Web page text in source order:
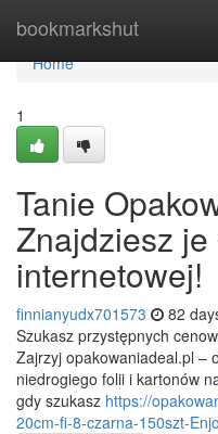
bookmarkshut
Home
Home
1
Tanie
Znajdziesz
internetowej!
finnianyudx701573 82
Szukasz przystępnych
Zajrzyj opakowaniadeal.pl –
niedrogiego folii i kartonów
gdy szukasz https://
20cm-fi-8-czarna-150szt-